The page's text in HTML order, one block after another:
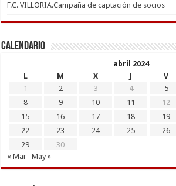
F.C. VILLORIA.Campaña de captación de socios
Calendario
abril 2024
L
M X J V
1
2 3 4 5
8
9 10 11 12
15
16 17 18 19
22
23 24 25 26
29
30
« Mar
May »